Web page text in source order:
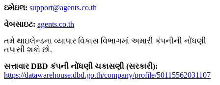
ઇમેઇલ: support@agents.co.th
વેબસાઇટ: agents.co.th
તમે થાઇલેન્ડના વ્યાપાર વિકાસ વિભાગમાં અમારી કંપનીની નોંધણી
તપાસી શકો છો.
સત્તાવાર DBD કંપની નોંધણી ચકાસણી (સરકારી):
https://datawarehouse.dbd.go.th/company/profile/50115562031107